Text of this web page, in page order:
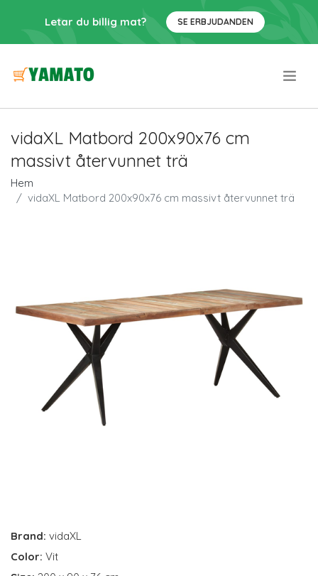
Letar du billig mat? SE ERBJUDANDEN
vidaXL Matbord 200x90x76 cm
massivt återvunnet trä
Hem
vidaXL Matbord 200x90x76 cm massivt återvunnet trä
Brand: vidaXL
Color: Vit